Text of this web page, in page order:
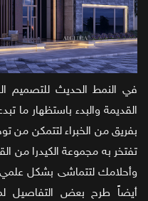
في النمط الحديث للتصميم
القديمة والبدء باستظهار ما
بفريق من الخبراء لتتمكن
تفتخر به مجموعة الكيدرا من
وأحلامك لتتماشى بشكل
أيضاً طرح بعض التفاصيل